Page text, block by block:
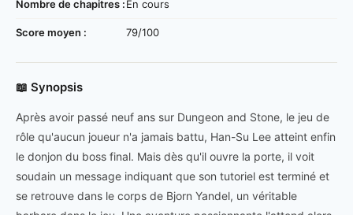
Nombre de chapitres :En cours
Score moyen : 79/100
📖 Synopsis
Après avoir passé neuf ans sur Dungeon and Stone, le jeu de
rôle qu'aucun joueur n'a jamais battu, Han-Su Lee atteint enfin
le donjon du boss final. Mais dès qu'il ouvre la porte, il voit
soudain un message indiquant que son tutoriel est terminé et
se retrouve dans le corps de Bjorn Yandel, un véritable